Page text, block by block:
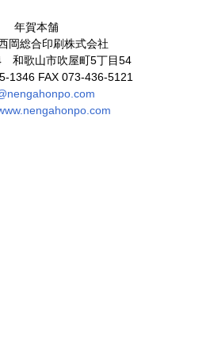
年賀本舗
岡総合印刷株式会社
和歌山市吹屋町5丁目54
1346 FAX 073-436-5121